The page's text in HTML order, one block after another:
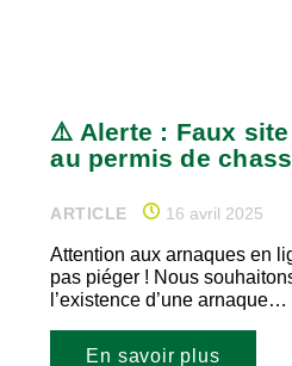
⚠️ Alerte : Faux
au permis de
ARTICLE 16 avril 2025
Attention aux arnaques en
pas piéger ! Nous
l’existence d’une arnaque…
En savoir plus